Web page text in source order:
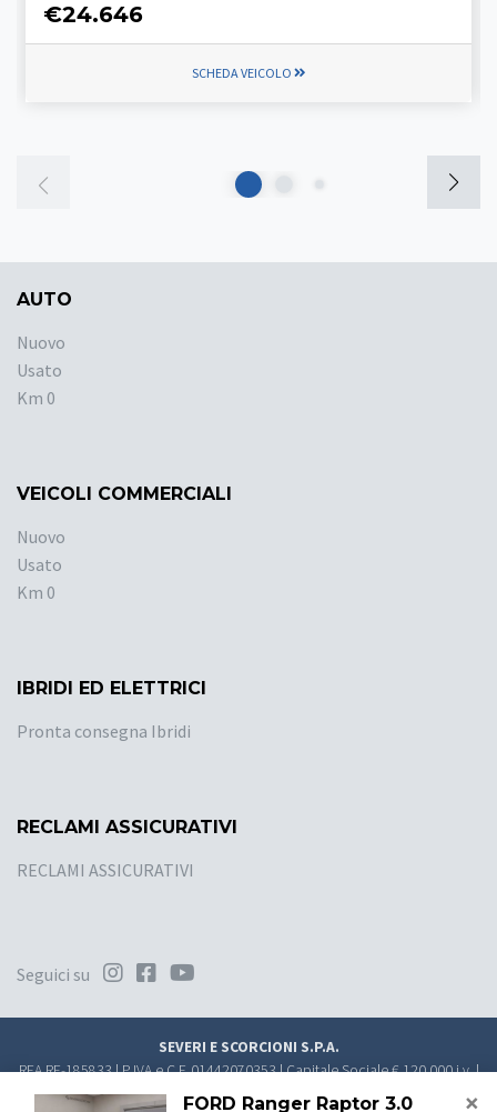
€24.646
SCHEDA VEICOLO
×
FORD Ranger Raptor 3.0
AUTO
Nuovo
Usato
Km 0
VEICOLI COMMERCIALI
Nuovo
Usato
Km 0
IBRIDI ED ELETTRICI
Pronta consegna Ibridi
RECLAMI ASSICURATIVI
RECLAMI ASSICURATIVI
Seguici su
SEVERI E SCORCIONI S.P.A.
REA RE-185833 | P.IVA e C.F. 01442070353 | Capitale Sociale € 120.000 i.v. |
PECdirezione.sevsco@pec.it